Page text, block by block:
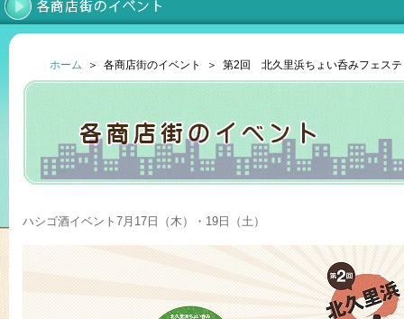
ホーム ＞ 各商店街のイベント ＞ 第2回 北久里浜ちょい呑みフェステ
ハシゴ酒イベント7月17日（木）・19日（土）